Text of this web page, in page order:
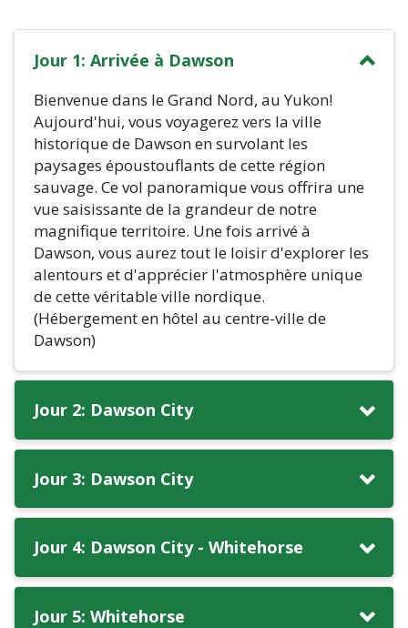
Jour 1: Arrivée à Dawson
Bienvenue dans le Grand Nord, au Yukon!
Aujourd'hui, vous voyagerez vers la ville
historique de Dawson en survolant les
paysages époustouflants de cette région
sauvage. Ce vol panoramique vous offrira une
vue saisissante de la grandeur de notre
magnifique territoire. Une fois arrivé à
Dawson, vous aurez tout le loisir d'explorer les
alentours et d'apprécier l'atmosphère unique
de cette véritable ville nordique.
(Hébergement en hôtel au centre-ville de
Dawson)
Jour 2: Dawson City
Jour 3: Dawson City
Jour 4: Dawson City - Whitehorse
Jour 5: Whitehorse